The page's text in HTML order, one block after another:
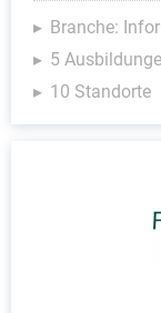
Branche:
5
10 Standorte